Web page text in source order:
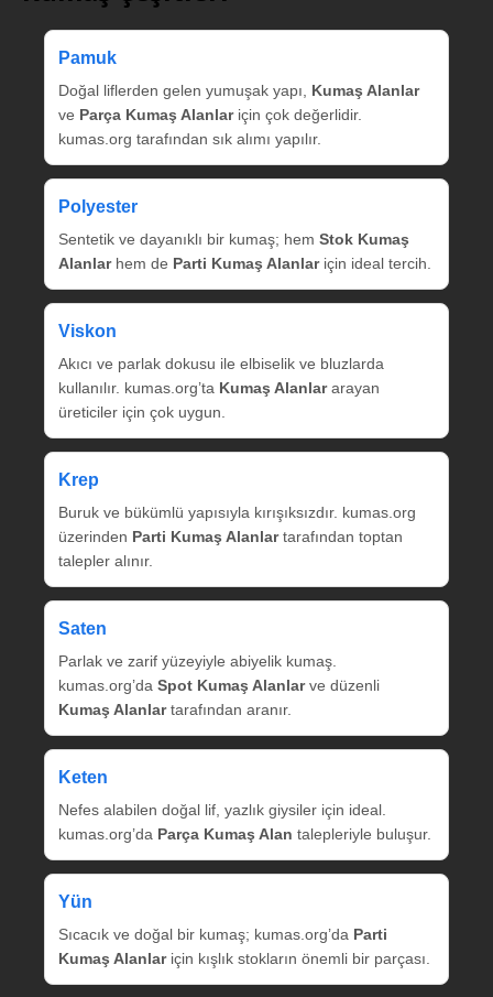
Pamuk
Doğal liflerden gelen yumuşak yapı, Kumaş Alanlar
ve Parça Kumaş Alanlariçin çok değerlidir.
kumas.org tarafından sık alımı yapılır.
Polyester
Sentetik ve dayanıklı bir kumaş; hem Stok Kumaş
Alanlarhem de Parti Kumaş Alanlariçin ideal tercih.
Viskon
Akıcı ve parlak dokusu ile elbiselik ve bluzlarda
kullanılır. kumas.org’ta Kumaş Alanlararayan
üreticiler için çok uygun.
Krep
Buruk ve bükümlü yapısıyla kırışıksızdır. kumas.org
üzerinden Parti Kumaş Alanlartarafından toptan
talepler alınır.
Saten
Parlak ve zarif yüzeyiyle abiyelik kumaş.
kumas.org’da Spot Kumaş Alanlarve düzenli
Kumaş Alanlartarafından aranır.
Keten
Nefes alabilen doğal lif, yazlık giysiler için ideal.
kumas.org’da Parça Kumaş Alan talepleriyle buluşur.
Yün
Sıcacık ve doğal bir kumaş; kumas.org’da Parti
Kumaş Alanlariçin kışlık stokların önemli bir parçası.